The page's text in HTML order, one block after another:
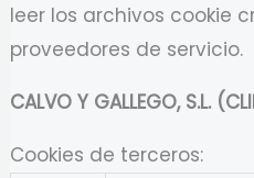
leer los archivos cookie
proveedores de servicio.
CALVO Y GALLEGO, S.L.
Cookies de terceros: